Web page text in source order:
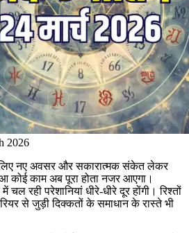
2026
नए अवसर और सकारात्मक संकेत लेकर
काम अब पूरा होता नजर आएगा।
रही परेशानियां धीरे-धीरे दूर होंगी। रिश्तों
से जुड़ी दिक्कतों के समाधान के रास्ते भी